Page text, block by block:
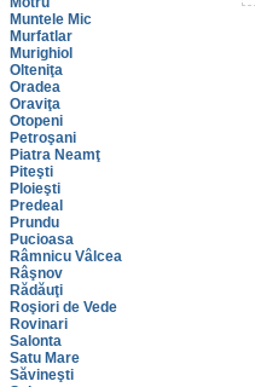
Muntele Mic
Murfatlar
Murighiol
Olteniţa
Oradea
Oraviţa
Otopeni
Petroşani
Piatra Neamţ
Piteşti
Ploieşti
Predeal
Prundu
Pucioasa
Râmnicu Vâlcea
Râşnov
Rădăuţi
Roşiori de Vede
Rovinari
Salonta
Satu Mare
Săvineşti